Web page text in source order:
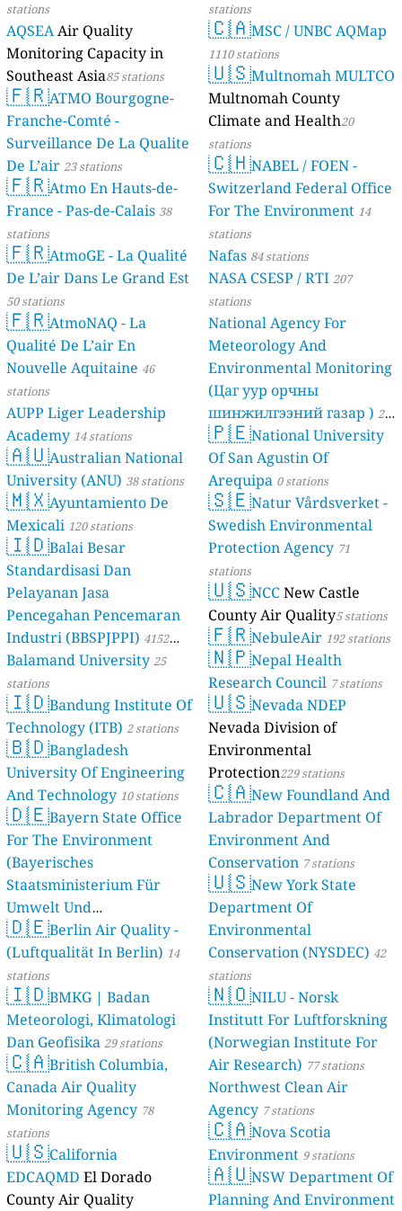
stations
AQSEAAir Quality
Monitoring Capacity in
Southeast Asia85 stations
🇫🇷ATMO Bourgogne-
Franche-Comté -
Surveillance De La Qualite
De L’air 23 stations
🇫🇷Atmo En Hauts-de-
France - Pas-de-Calais 38
stations
🇫🇷AtmoGE - La Qualité
De L’air Dans Le Grand Est
50 stations
🇫🇷AtmoNAQ - La
Qualité De L’air En
Nouvelle Aquitaine 46
stations
AUPP Liger Leadership
Academy 14 stations
🇦🇺Australian National
University (ANU) 38 stations
🇲🇽Ayuntamiento De
Mexicali 120 stations
🇮🇩Balai Besar
Standardisasi Dan
Pelayanan Jasa
Pencegahan Pencemaran
Industri (BBSPJPPI) 4152
stations
Balamand University25
stations
🇮🇩Bandung Institute Of
Technology (ITB) 2 stations
🇧🇩Bangladesh
University Of Engineering
And Technology 10 stations
🇩🇪Bayern State Office
For The Environment
(Bayerisches
Staatsministerium Für
Umwelt Und
Verbraucherschutz) - LfU
46 stations
🇩🇪Berlin Air Quality -
(Luftqualität In Berlin) 14
stations
🇮🇩BMKG | Badan
Meteorologi, Klimatologi
Dan Geofisika 29 stations
🇨🇦British Columbia,
Canada Air Quality
Monitoring Agency 78
stations
🇺🇸California
EDCAQMD El Dorado
County Air Quality
stations
🇨🇦MSC / UNBC AQMap
1110 stations
🇺🇸Multnomah MULTCO
Multnomah County
Climate and Health20
stations
🇨🇭NABEL / FOEN -
Switzerland Federal Office
For The Environment 14
stations
Nafas 84 stations
NASA CSESP / RTI 207
stations
National Agency For
Meteorology And
Environmental Monitoring
(Цаг уур орчны
шинжилгээний газар ) 21
stations
🇵🇪National University
Of San Agustin Of
Arequipa 0 stations
🇸🇪Natur Vårdsverket -
Swedish Environmental
Protection Agency 71
stations
🇺🇸NCCNew Castle
County Air Quality5 stations
🇫🇷NebuleAir 192 stations
🇳🇵Nepal Health
Research Council 7 stations
🇺🇸Nevada NDEP
Nevada Division of
Environmental
Protection229 stations
🇨🇦New Foundland And
Labrador Department Of
Environment And
Conservation 7 stations
🇺🇸New York State
Department Of
Environmental
Conservation (NYSDEC) 42
stations
🇳🇴NILU - Norsk
Institutt For Luftforskning
(Norwegian Institute For
Air Research) 77 stations
Northwest Clean Air
Agency 7 stations
🇨🇦Nova Scotia
Environment 9 stations
🇦🇺NSW Department Of
Planning And Environment